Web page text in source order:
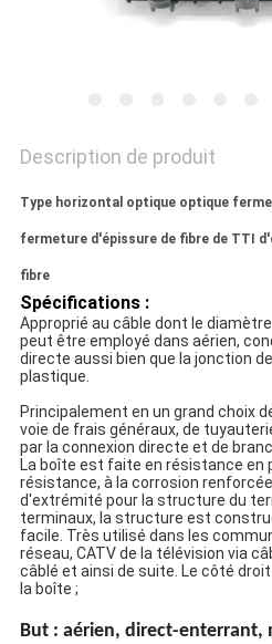
Description de produit
Type horizontal optique optique
fermeture d'épissure de fibre de TTI
fibre
Spécifications :
Approprié au câble dont le
peut être employé dans aérien,
directe aussi bien que la jonction
plastique.
Principalement en un grand choix
voie de frais généraux, de
par la connexion directe et de
La boîte est faite en résistance en
résistance, à la corrosion
d'extrémité pour la structure du
terminaux, la structure est
facile. Très utilisé dans les
réseau, CATV de la télévision via
câblé et ainsi de suite. Le côté
la boîte ;
But : aérien, direct-enterrant,